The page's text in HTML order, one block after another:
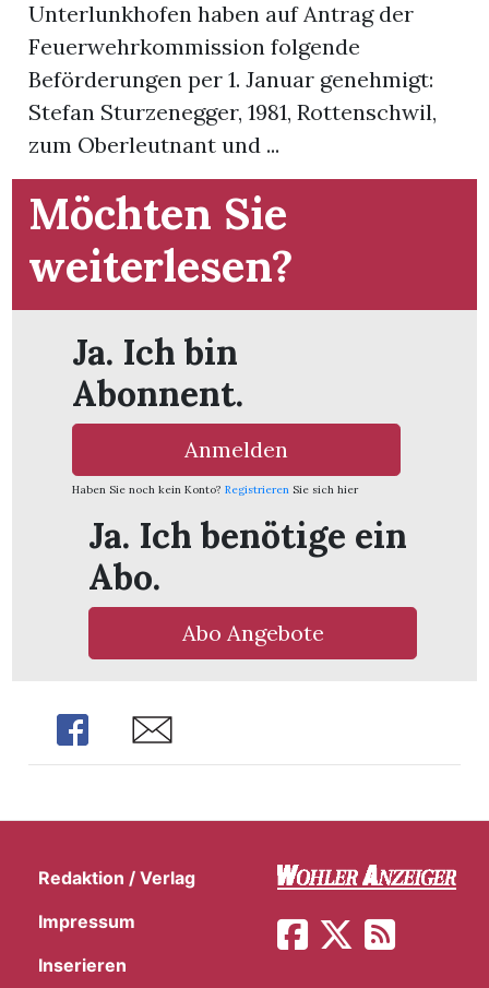
Newsletter
Unterlunkhofen haben auf Antrag der
Feuerwehrkommission folgende
Beförderungen per 1. Januar genehmigt:
Stefan Sturzenegger, 1981, Rottenschwil,
zum Oberleutnant und ...
Möchten Sie
weiterlesen?
Ja. Ich bin
Abonnent.
Anmelden
Haben Sie noch kein Konto? Registrieren Sie sich hier
Ja. Ich benötige ein
Abo.
Abo Angebote
Share Share
Redaktion / Verlag
Impressum
Inserieren